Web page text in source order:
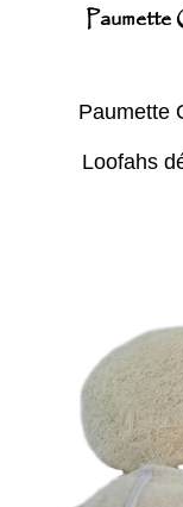
Paumette
Paumette
Loofahs